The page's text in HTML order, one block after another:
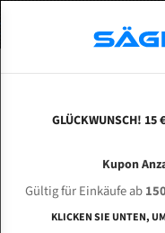
HE&M SAW
Metall
ABOUTS
ENGLISH
Bi-Metall Meterware
Fleischerei Bandsägeblätter
GLÜCKWUNSCH! 15
Kupon
Gültig für Einkäufe ab
KLICKEN SIE UNTEN,